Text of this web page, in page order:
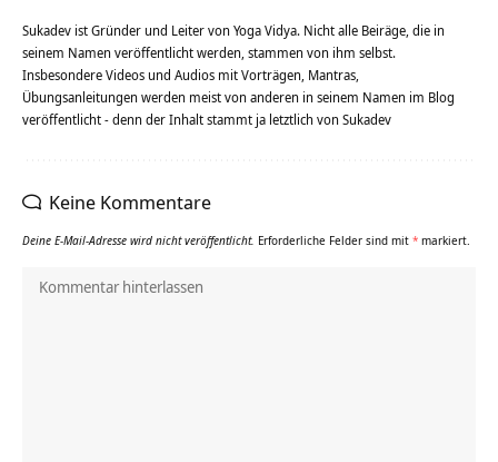
Sukadev ist Gründer und Leiter von Yoga Vidya. Nicht alle Beiräge, die in
seinem Namen veröffentlicht werden, stammen von ihm selbst.
Insbesondere Videos und Audios mit Vorträgen, Mantras,
Übungsanleitungen werden meist von anderen in seinem Namen im Blog
veröffentlicht - denn der Inhalt stammt ja letztlich von Sukadev
Keine Kommentare
Deine E-Mail-Adresse wird nicht veröffentlicht. Erforderliche Felder sind mit * markiert.